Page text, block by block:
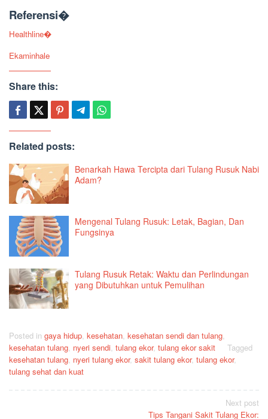
Referensi�
Healthline�
Ekaminhale
Share this:
Related posts:
Benarkah Hawa Tercipta dari Tulang Rusuk Nabi
Adam?
Mengenal Tulang Rusuk: Letak, Bagian, Dan
Fungsinya
Tulang Rusuk Retak: Waktu dan Perlindungan
yang Dibutuhkan untuk Pemulihan
Posted in gaya hidup, kesehatan, kesehatan sendi dan tulang,
kesehatan tulang, nyeri sendi, tulang ekor, tulang ekor sakit
Tagged
kesehatan tulang, nyeri tulang ekor, sakit tulang ekor, tulang ekor,
tulang sehat dan kuat
Next post
Tips Tangani Sakit Tulang Ekor: